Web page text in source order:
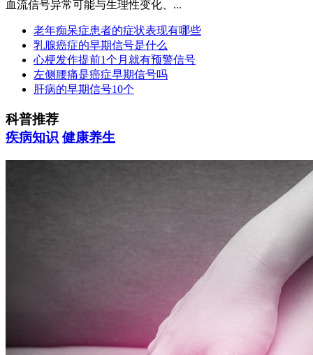
血流信号异常可能与生理性变化、...
老年痴呆症患者的症状表现有哪些
乳腺癌症的早期信号是什么
心梗发作提前1个月就有预警信号
左侧腰痛是癌症早期信号吗
肝病的早期信号10个
科普推荐
疾病知识 健康养生